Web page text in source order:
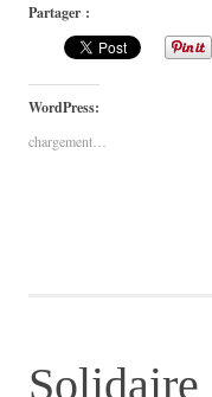
Partager :
WordPress:
chargement…